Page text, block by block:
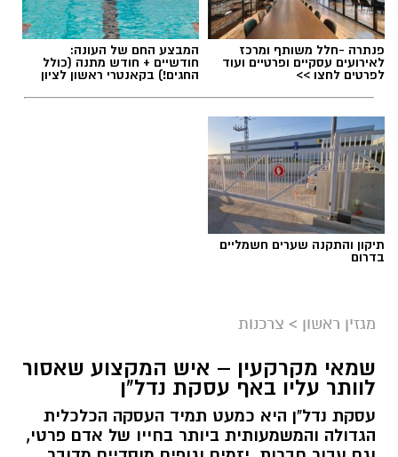
פנתרה -חלל משותף ומרכז
לאירועים עסקיים ופרטיים ועוד
לפרטים לחצו >>
המבצע החם של העונה:
חודשיים + חודש מתנה (כולל
החגים!) בקאנטרי ראשון לציון
תיקון והתקנה שערים חשמליים
בדרום
מגזין ראשון > צרכנות
שמאי מקרקעין – איש המקצוע שאסור
לוותר עליו באף עסקת נדל"ן
עסקת נדל"ן היא כמעט תמיד העסקה הכלכלית
הגדולה והמשמעותית ביותר בחייו של אדם פרטי,